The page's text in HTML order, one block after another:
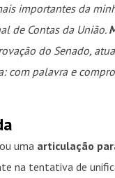
importantes da
de Contas da União.
do Senado,
com palavra e
uma articulação
na tentativa de